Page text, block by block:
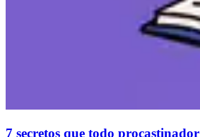
7 secretos que todo